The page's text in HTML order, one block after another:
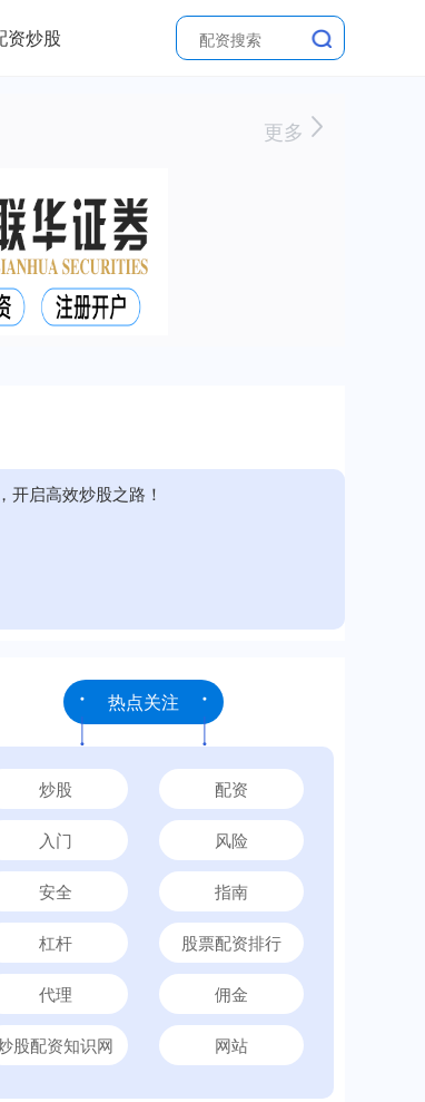
资炒股
更多
启高效炒股之路！
热点关注
炒股 配资
入门 风险
安全 指南
杠杆 股票配资排行
代理 佣金
股配资知识网 网站